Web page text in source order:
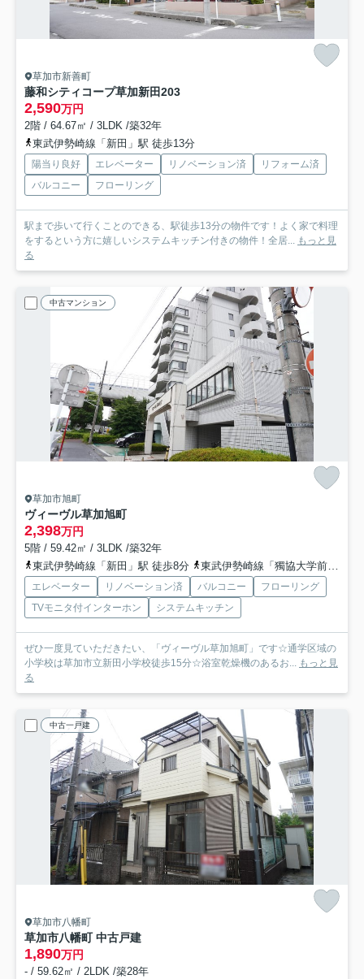
草加市新善町
藤和シティコープ草加新田203
2,590万円
2階 / 64.67㎡ / 3LDK /築32年
東武伊勢崎線「新田」駅 徒歩13分
陽当り良好 エレベーター リノベーション済
リフォーム済
バルコニー
フローリング
駅まで歩いて行くことのできる、駅徒歩13分の物件です！よく家で料理
をするという方に嬉しいシステムキッチン付きの物件！全居... もっと見
る
中古マンション
草加市旭町
ヴィーヴル草加旭町
2,398万円
5階 / 59.42㎡ / 3LDK /築32年
東武伊勢崎線「新田」駅 徒歩8分
東武伊勢崎線「獨協大学前」駅 徒歩13分
エレベーター リノベーション済 バルコニー
フローリング
TVモニタ付インターホン
システムキッチン
ぜひ一度見ていただきたい、「ヴィーヴル草加旭町」です☆通学区域の
小学校は草加市立新田小学校徒歩15分☆浴室乾燥機のあるお... もっと見
る
中古一戸建
草加市八幡町
草加市八幡町 中古戸建
1,890万円
- / 59.62㎡ / 2LDK /築28年